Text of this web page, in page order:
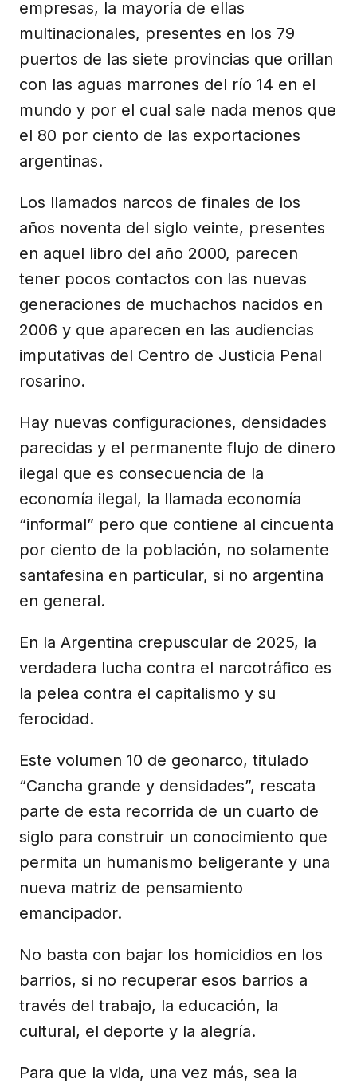
empresas, la mayoría de ellas
multinacionales, presentes en los 79
puertos de las siete provincias que orillan
con las aguas marrones del río 14 en el
mundo y por el cual sale nada menos que
el 80 por ciento de las exportaciones
argentinas.
Los llamados narcos de finales de los
años noventa del siglo veinte, presentes
en aquel libro del año 2000, parecen
tener pocos contactos con las nuevas
generaciones de muchachos nacidos en
2006 y que aparecen en las audiencias
imputativas del Centro de Justicia Penal
rosarino.
Hay nuevas configuraciones, densidades
parecidas y el permanente flujo de dinero
ilegal que es consecuencia de la
economía ilegal, la llamada economía
“informal” pero que contiene al cincuenta
por ciento de la población, no solamente
santafesina en particular, si no argentina
en general.
En la Argentina crepuscular de 2025, la
verdadera lucha contra el narcotráfico es
la pelea contra el capitalismo y su
ferocidad.
Este volumen 10 de geonarco, titulado
“Cancha grande y densidades”, rescata
parte de esta recorrida de un cuarto de
siglo para construir un conocimiento que
permita un humanismo beligerante y una
nueva matriz de pensamiento
emancipador.
No basta con bajar los homicidios en los
barrios, si no recuperar esos barrios a
través del trabajo, la educación, la
cultural, el deporte y la alegría.
Para que la vida, una vez más, sea la